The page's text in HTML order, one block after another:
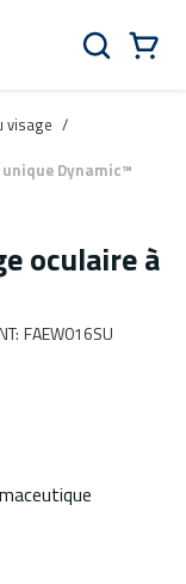
Rechercher
visage /
Dynamic™
oculaire à
: FAEW016SU